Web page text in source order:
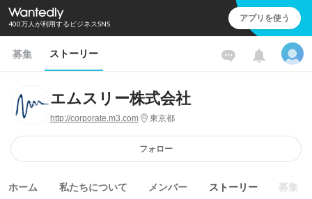
400万人が利用するビジネスSNS アプリを使う
募集 ストーリー
エムスリー株式会社
http://corporate.m3.com 東京都
フォロー
ホーム 私たちについて メンバー ストーリー 募集